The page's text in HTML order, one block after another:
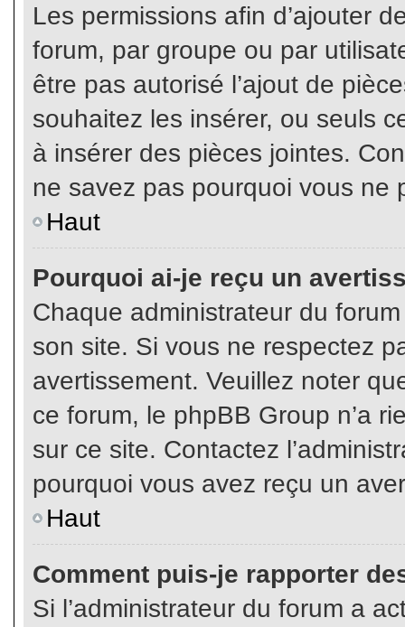
Les permissions afin d’ajouter
forum, par groupe ou par
être pas autorisé l’ajout de
souhaitez les insérer, ou seuls
à insérer des pièces jointes.
ne savez pas pourquoi vous ne
Haut
Pourquoi ai-je reçu un
Chaque administrateur du
son site. Si vous ne respectez
avertissement. Veuillez noter
ce forum, le phpBB Group n’a
sur ce site. Contactez
pourquoi vous avez reçu un
Haut
Comment puis-je rapporter
Si l’administrateur du forum a